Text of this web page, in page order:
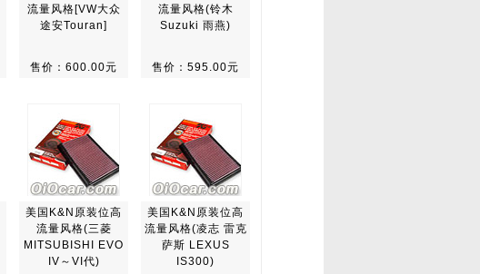
流量风格[VW大众
途安Touran]
售价：600.00元
流量风格(铃木
Suzuki 雨燕)
售价：595.00元
美国K&N原装位高
流量风格(三菱
MITSUBISHI EVO
IV～VI代)
美国K&N原装位高
流量风格(凌志 雷克
萨斯 LEXUS
IS300)